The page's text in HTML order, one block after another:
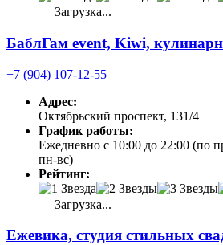
Загрузка...
БаблГам event, Kiwi,
+7 (904) 107-12-55
Адрес:
Октябрьский проспект, 131/4
График работы:
Ежедневно с 10:00 до 22:00 (по
пн-вс)
Рейтинг:
Загрузка...
Ежевика, студия стильных